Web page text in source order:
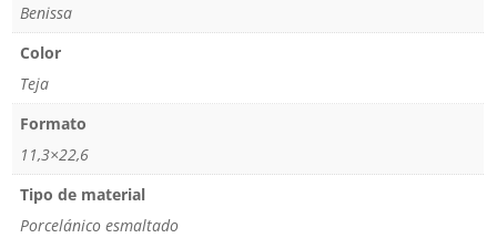
Benissa
Color
Teja
Formato
11,3×22,6
Tipo de material
Porcelánico esmaltado